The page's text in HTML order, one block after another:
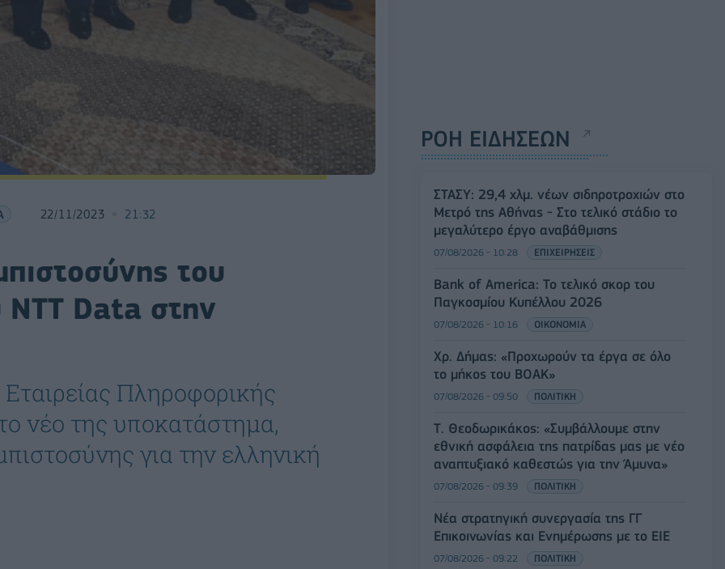
22/11/2023 21:32
του
NTT Data στην
Πληροφορικής
νέο της υποκατάστημα,
για την ελληνική
ΡΟΗ ΕΙΔΗΣΕΩΝ
ΣΤΑΣΥ: 29,4 χλμ. νέων σιδηροτροχιών στο
Μετρό της Αθήνας - Στο τελικό στάδιο το
μεγαλύτερο έργο αναβάθμισης
07/08/2026 - 10:28 ΕΠΙΧΕΙΡΗΣΕΙΣ
Bank of America: Το τελικό σκορ του
Παγκοσμίου Κυπέλλου 2026
07/08/2026 - 10:16 ΟΙΚΟΝΟΜΙΑ
Χρ. Δήμας: «Προχωρούν τα έργα σε όλο
το μήκος του ΒΟΑΚ»
07/08/2026 - 09:50 ΠΟΛΙΤΙΚΗ
Τ. Θεοδωρικάκος: «Συμβάλλουμε στην
εθνική ασφάλεια της πατρίδας μας με νέο
αναπτυξιακό καθεστώς για την Άμυνα»
07/08/2026 - 09:39 ΠΟΛΙΤΙΚΗ
Νέα στρατηγική συνεργασία της ΓΓ
Επικοινωνίας και Ενημέρωσης με το ΕΙΕ
07/08/2026 - 09:22 ΠΟΛΙΤΙΚΗ